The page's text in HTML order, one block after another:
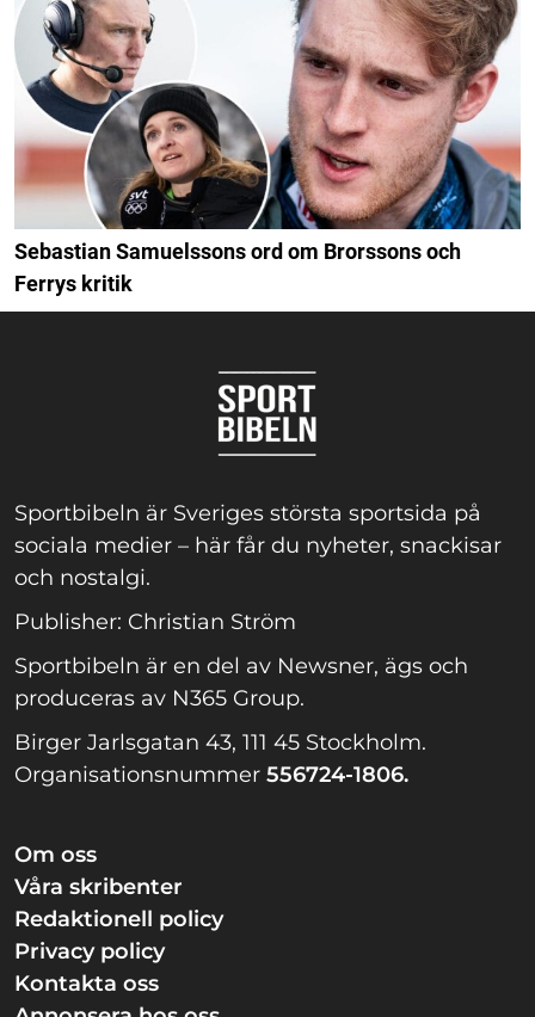
Sebastian Samuelssons ord om Brorssons och
Ferrys kritik
Sportbibeln är Sveriges största sportsida på
sociala medier – här får du nyheter, snackisar
och nostalgi.
Publisher: Christian Ström
Sportbibeln är en del av Newsner, ägs och
produceras av N365 Group.
Birger Jarlsgatan 43, 111 45 Stockholm.
Organisationsnummer 556724-1806.
Om oss
Våra skribenter
Redaktionell policy
Privacy policy
Kontakta oss